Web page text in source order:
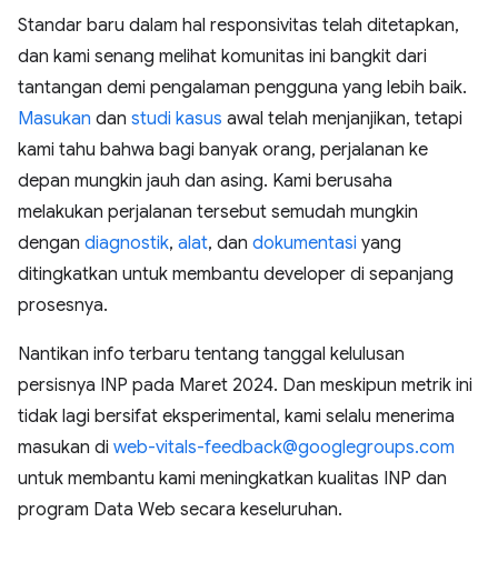
Standar baru dalam hal responsivitas telah ditetapkan,
dan kami senang melihat komunitas ini bangkit dari
tantangan demi pengalaman pengguna yang lebih baik.
Masukan dan studi kasus awal telah menjanjikan, tetapi
kami tahu bahwa bagi banyak orang, perjalanan ke
depan mungkin jauh dan asing. Kami berusaha
melakukan perjalanan tersebut semudah mungkin
dengan diagnostik, alat, dan dokumentasi yang
ditingkatkan untuk membantu developer di sepanjang
prosesnya.
Nantikan info terbaru tentang tanggal kelulusan
persisnya INP pada Maret 2024. Dan meskipun metrik ini
tidak lagi bersifat eksperimental, kami selalu menerima
masukan di web-vitals-feedback@googlegroups.com
untuk membantu kami meningkatkan kualitas INP dan
program Data Web secara keseluruhan.